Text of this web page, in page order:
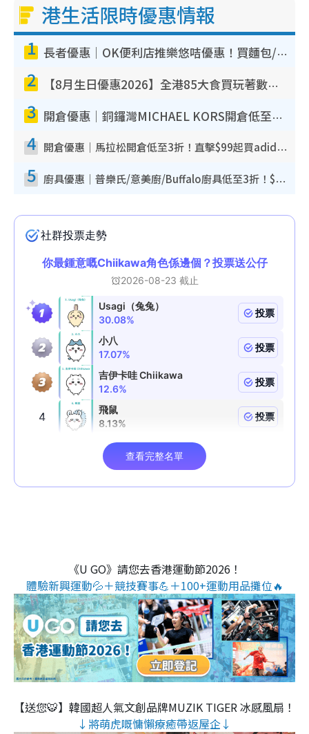
港生活限時優惠情報
1 長者優惠｜OK便利店推樂悠咭優惠！買麵包/牛奶/保健品拍卡即減
2 【8月生日優惠2026】全港85大食買玩著數攻略 自助餐/火鍋放題同行免費＋誠品/DONKI送現金券
3 開倉優惠｜銅鑼灣MICHAEL KORS開倉低至17折！直擊$500起買手袋/銀包/鞋款 必買經典Jet Set系列
4 開倉優惠｜馬拉松開倉低至3折！直擊$99起買adidas／New Balance／Puma鞋款 STANLEY保溫杯劈價至$119起
5 廚具優惠｜普樂氏/意美廚/Buffalo廚具低至3折！$89起買煎鍋／炒鑊／個人鍋 同場小家電激減至$99起
《U GO》請您去香港運動節2026！
體驗新興運動💦＋競技賽事💪＋100+運動用品攤位🔥
【送您🐯】韓國超人氣文創品牌MUZIK TIGER 冰感風扇！
↓將萌虎嘅慵懶療癒帶返屋企↓